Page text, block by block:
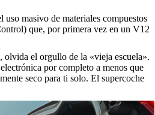
masivo de materiales compuestos
que, por primera vez en un V12
olvida el orgullo de la «vieja escuela».
por completo a menos que
seco para ti solo. El supercoche